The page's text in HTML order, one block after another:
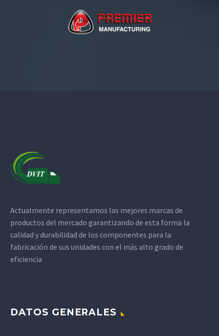
Actualmente representamos las mejores marcas de
productos del mercado garantizando de esta forma la
calidad y durabilidad de los componentes para la
fabricación de sus unidades con el más alto grado de
eficiencia
DATOS GENERALES